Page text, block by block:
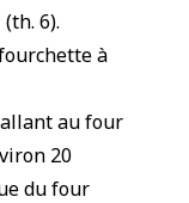
6).
à
au four
20
du four